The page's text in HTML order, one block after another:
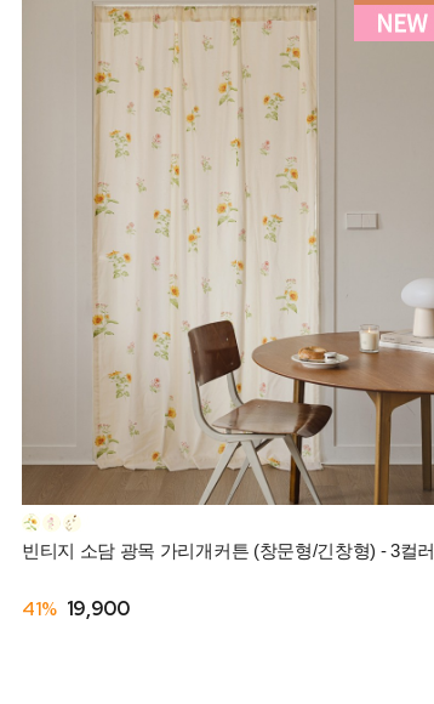
빈티지 소담 광목 가리개커튼 (창문형/긴창형) - 3컬러
41% 19,900